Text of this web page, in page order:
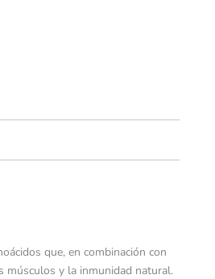
que, en combinación con
músculos y la inmunidad natural.